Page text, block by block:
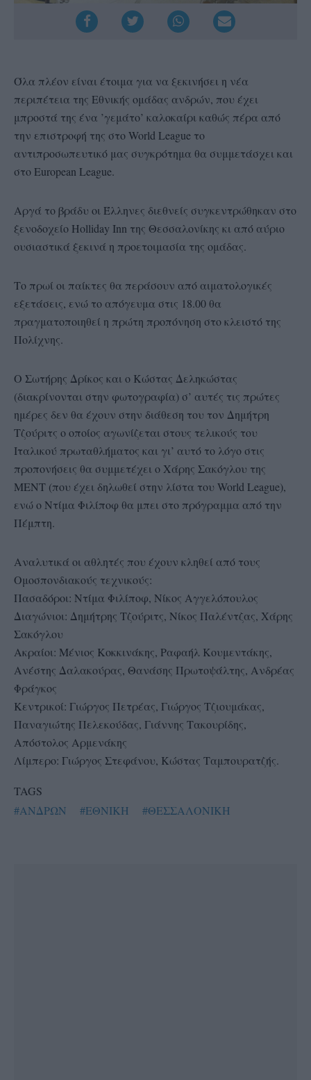
Όλα πλέον είναι έτοιμα για να ξεκινήσει η νέα
περιπέτεια της Εθνικής ομάδας ανδρών, που έχει
μπροστά της ένα ’γεμάτο’ καλοκαίρι καθώς πέρα από
την επιστροφή της στο World League το
αντιπροσωπευτικό μας συγκρότημα θα συμμετάσχει και
στο European League.
Αργά το βράδυ οι Έλληνες διεθνείς συγκεντρώθηκαν στο
ξενοδοχείο Holliday Inn της Θεσσαλονίκης κι από αύριο
ουσιαστικά ξεκινά η προετοιμασία της ομάδας.
Το πρωί οι παίκτες θα περάσουν από αιματολογικές
εξετάσεις, ενώ το απόγευμα στις 18.00 θα
πραγματοποιηθεί η πρώτη προπόνηση στο κλειστό της
Πολίχνης.
Ο Σωτήρης Δρίκος και ο Κώστας Δεληκώστας
(διακρίνονται στην φωτογραφία) σ’ αυτές τις πρώτες
ημέρες δεν θα έχουν στην διάθεση του τον Δημήτρη
Τζούριτς ο οποίος αγωνίζεται στους τελικούς του
Ιταλικού πρωταθλήματος και γι’ αυτό το λόγο στις
προπονήσεις θα συμμετέχει ο Χάρης Σακόγλου της
ΜΕΝΤ (που έχει δηλωθεί στην λίστα του World League),
ενώ ο Ντίμα Φιλίποφ θα μπει στο πρόγραμμα από την
Πέμπτη.
Αναλυτικά οι αθλητές που έχουν κληθεί από τους
Ομοσπονδιακούς τεχνικούς:
Πασαδόροι: Ντίμα Φιλίποφ, Νίκος Αγγελόπουλος
Διαγώνιοι: Δημήτρης Τζούριτς, Νίκος Παλέντζας, Χάρης
Σακόγλου
Ακραίοι: Μένιος Κοκκινάκης, Ραφαήλ Κουμεντάκης,
Ανέστης Δαλακούρας, Θανάσης Πρωτοψάλτης, Ανδρέας
Φράγκος
Κεντρικοί: Γιώργος Πετρέας, Γιώργος Τζιουμάκας,
Παναγιώτης Πελεκούδας, Γιάννης Τακουρίδης,
Απόστολος Αρμενάκης
Λίμπερο: Γιώργος Στεφάνου, Κώστας Ταμπουρατζής.
TAGS
#ΑΝΔΡΩΝ
#ΕΘΝΙΚΗ #ΘΕΣΣΑΛΟΝΙΚΗ